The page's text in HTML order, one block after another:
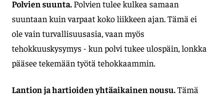
Polvien suunta. Polvien tulee kulkea samaan
suuntaan kuin varpaat koko liikkeen ajan. Tämä ei
ole vain turvallisuusasia, vaan myös
tehokkuuskysymys - kun polvi tukee ulospäin, lonkka
pääsee tekemään työtä tehokkaammin.
Lantion ja hartioiden yhtäaikainen nousu.Tämä